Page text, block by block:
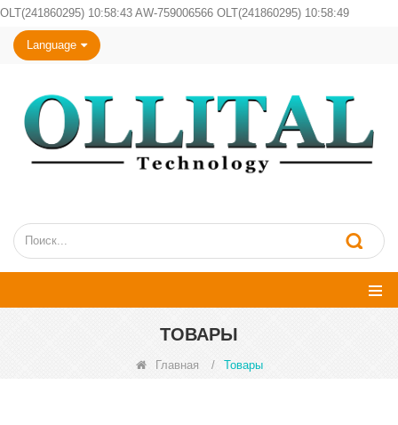
OLT(241860295) 10:58:43 AW-759006566 OLT(241860295) 10:58:49
Language
ТОВАРЫ
Главная / Товары